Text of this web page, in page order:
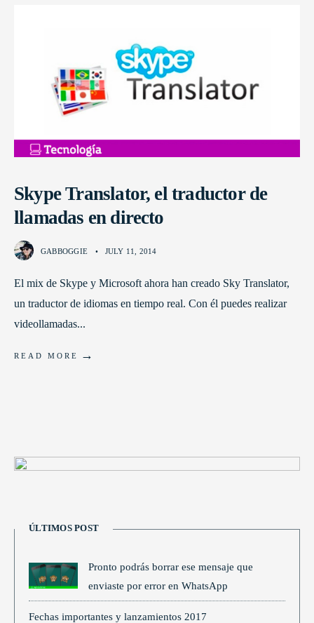
Skype Translator, el traductor de
llamadas en directo
GABBOGGIE • JULY 11, 2014
El mix de Skype y Microsoft ahora han creado Sky Translator,
un traductor de idiomas en tiempo real. Con él puedes realizar
videollamadas...
READ MORE →
ÚLTIMOS POST
Pronto podrás borrar ese mensaje que
enviaste por error en WhatsApp
Fechas importantes y lanzamientos 2017